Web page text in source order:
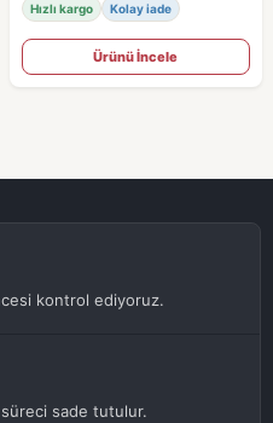
Hızlı kargo Kolay iade
Ürünü İncele
kontrol ediyoruz.
sade tutulur.